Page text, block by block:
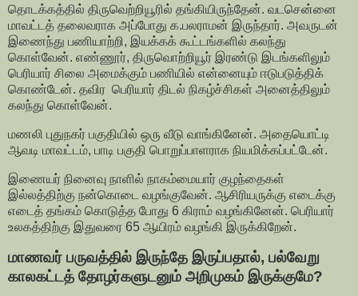
தொடக்கத்தில் திருவெற்றியூரில் தங்கியிருந்தேன். வடசென்னை
மாவட்டத் தலைவராக அப்போது க.பலராமன் இருந்தார். அவருடன்
இணைந்து பணியாற்றி, இயக்கக் கூட்டங்களில் கலந்து
கொள்வேன். எண்ணூர், திருவொற்றியூர் இரண்டு இடங்களிலும்
பெரியார் சிலை அமைக்கும் பணியில் என்னையும் ஈடுபடுத்திக்
கொண்டேன். தவிர பெரியார் திடல் நிகழ்ச்சிகள் அனைத்திலும்
கலந்து கொள்வேன்.
மணலி புதுநகர் பகுதியில் ஒரு வீடு வாங்கினேன். அதையொட்டி
ஆவடி மாவட்டம், பாடி பகுதி பொறுப்பாளராக நியமிக்கப்பட்டேன்.
இணையர் நினைவு நாளில் நாகம்மையார் குழந்தைகள்
இல்லத்திற்கு நன்கொடை வழங்குவேன். ஆசிரியருக்கு எடைக்கு
எடைத் தங்கம் கொடுத்த போது 6 கிராம் வழங்கினேன். பெரியார்
உலகத்திற்கு இதுவரை 65 ஆயிரம் வழங்கி இருக்கிறேன்.
மாணவர் பருவத்தில் இருந்தே இருப்பதால், பல்வேறு
காலகட்டத் தோழர்களுடனும் அறிமுகம் இருக்குமே?